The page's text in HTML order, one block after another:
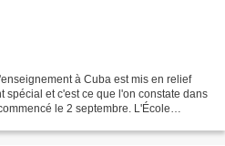
à Cuba est mis en relief
spécial et c'est ce que l'on constate dans
le 2 septembre. L'École